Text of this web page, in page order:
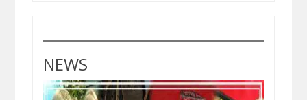
NEWS